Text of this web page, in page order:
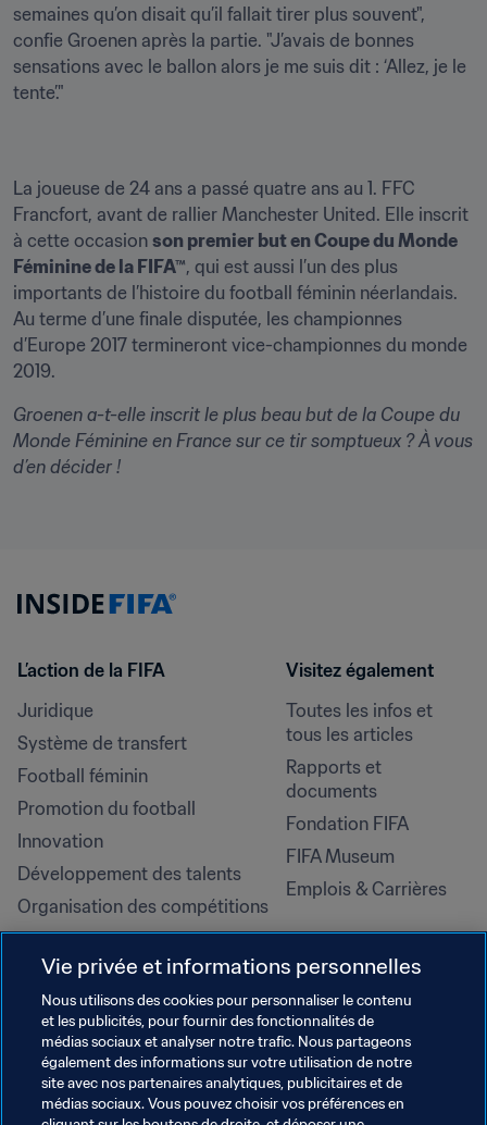
semaines qu’on disait qu’il fallait tirer plus souvent",
confie Groenen après la partie. "J’avais de bonnes
sensations avec le ballon alors je me suis dit : ‘Allez, je le
tente’."
La joueuse de 24 ans a passé quatre ans au 1. FFC
Francfort, avant de rallier Manchester United. Elle inscrit
à cette occasion son premier but en Coupe du Monde
Féminine de la FIFA™, qui est aussi l’un des plus
importants de l’histoire du football féminin néerlandais.
Au terme d’une finale disputée, les championnes
d’Europe 2017 termineront vice-championnes du monde
2019.
Groenen a-t-elle inscrit le plus beau but de la Coupe du
Monde Féminine en France sur ce tir somptueux ? À vous
d’en décider !
L’action de la FIFA
Juridique
Système de transfert
Football féminin
Promotion du football
Innovation
Développement des talents
Organisation des compétitions
Développement durable
Droits de l'homme et lutte contre
la discrimination
Santé et médical
Initiatives en matière de
formation
Visitez également
Toutes les infos et
tous les articles
Rapports et
documents
Fondation FIFA
FIFA Museum
Emplois & Carrières
Vie privée et informations personnelles
Nous utilisons des cookies pour personnaliser le contenu
et les publicités, pour fournir des fonctionnalités de
médias sociaux et analyser notre trafic. Nous partageons
également des informations sur votre utilisation de notre
site avec nos partenaires analytiques, publicitaires et de
médias sociaux. Vous pouvez choisir vos préférences en